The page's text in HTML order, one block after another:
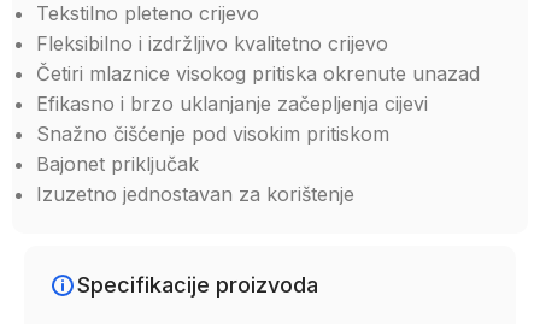
Tekstilno pleteno crijevo
Fleksibilno i izdržljivo kvalitetno crijevo
Četiri mlaznice visokog pritiska okrenute unazad
Efikasno i brzo uklanjanje začepljenja cijevi
Snažno čišćenje pod visokim pritiskom
Bajonet priključak
Izuzetno jednostavan za korištenje
Specifikacije proizvoda